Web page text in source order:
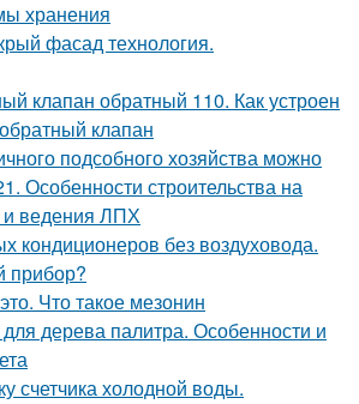
хранения
фасад технология.
клапан обратный 110. Как устроен
клапан
подсобного хозяйства можно
Особенности строительства на
ведения ЛПХ
кондиционеров без воздуховода.
прибор?
Что такое мезонин
дерева палитра. Особенности и
счетчика холодной воды.